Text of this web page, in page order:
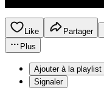
Like Partager
Plus
Ajouter à la playlist
Signaler